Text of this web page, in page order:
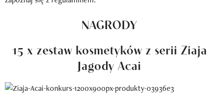
NAGRODY
15 x zestaw kosmetyków z serii Ziaja
Jagody Acai